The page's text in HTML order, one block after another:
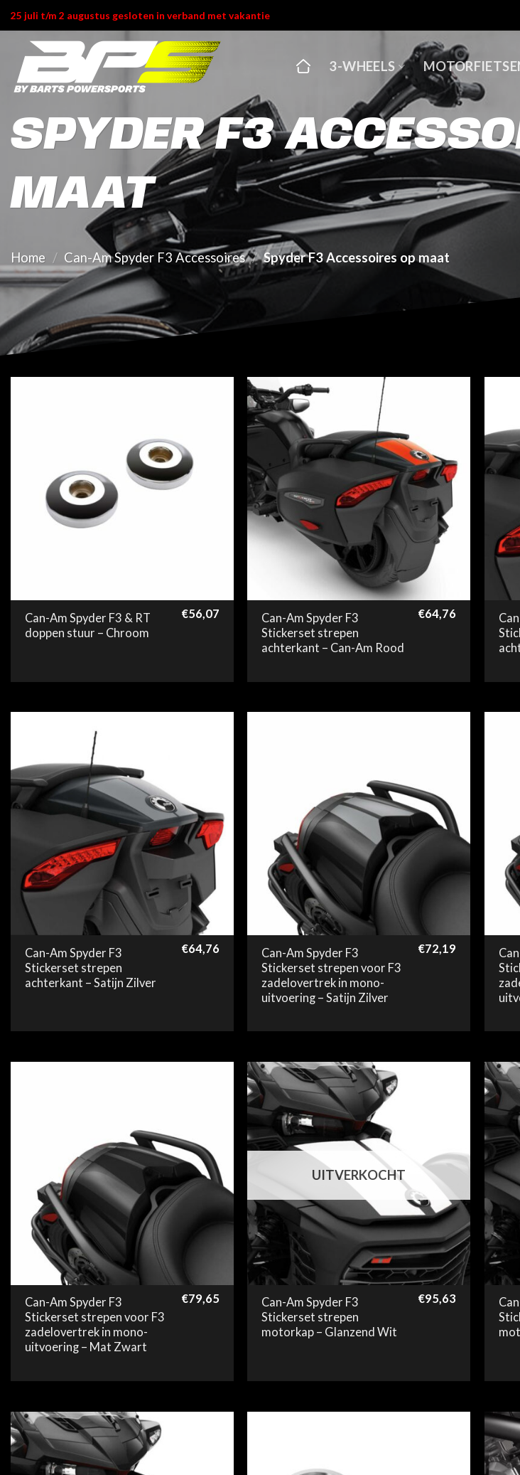
Ga
naar
inhoud
25 juli t/m 2 augustus gesloten in verband met vakantie
3-WHEELS
SPYDER F3
MAAT
Home / Can-Am Spyder F3 Accessoires / Spyder F3 Accessoires op maat
Can-Am Spyder F3 & RT
doppen stuur – Chroom
€56,07
Can-Am Spyder F3
Stickerset strepen
achterkant – Can-Am Rood
€64,76
Can-Am Spyder F3
Stickerset strepen
achterkant – Satijn Zilver
€64,76
Can-Am Spyder F3
Stickerset strepen voor F3
zadelovertrek in mono-
uitvoering – Satijn Zilver
€72,19
Can-Am Spyder F3
Stickerset strepen voor F3
zadelovertrek in mono-
uitvoering – Mat Zwart
€79,65
UITVERKOCHT
Can-Am Spyder F3
Stickerset strepen
motorkap – Glanzend Wit
€95,63